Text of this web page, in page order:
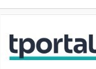
Motociklist poginuo na